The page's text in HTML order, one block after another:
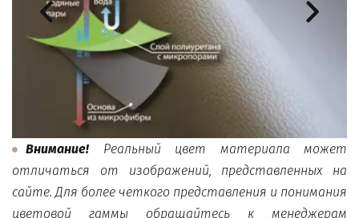
Внимание! Реальный цвет материала может
отличаться от изображений, представленных на
сайте. Для более четкого представления и понимания
цветовой гаммы обращайтесь к менеджерам